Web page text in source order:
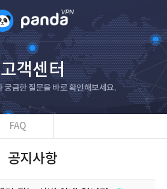
고객센터
궁금한 질문을 바로 확인해보세요.
FAQ
공지사항